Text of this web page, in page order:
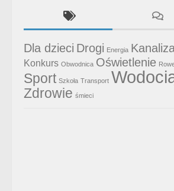
Dla dzieci Drogi Energia
Konkurs Obwodnica Oświetlenie
Sport Szkoła Transport
Zdrowie śmieci